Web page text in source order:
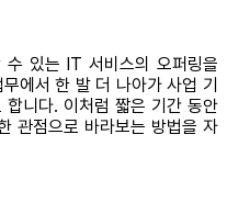
있는 IT 서비스의 오퍼링을
에서 한 발 더 나아가 사업 기
니다. 이처럼 짧은 기간 동안
관점으로 바라보는 방법을 자